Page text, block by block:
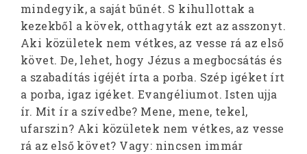
mindegyik, a saját bűnét. S kihullottak a
kezekből a kövek, otthagyták ezt az asszonyt.
Aki közületek nem vétkes, az vesse rá az első
követ. De, lehet, hogy Jézus a megbocsátás és
a szabadítás igéjét írta a porba. Szép igéket írt
a porba, igaz igéket. Evangéliumot. Isten ujja
ír. Mit ír a szívedbe? Mene, mene, tekel,
ufarszin? Aki közületek nem vétkes, az vesse
rá az első követ? Vagy: nincsen immár